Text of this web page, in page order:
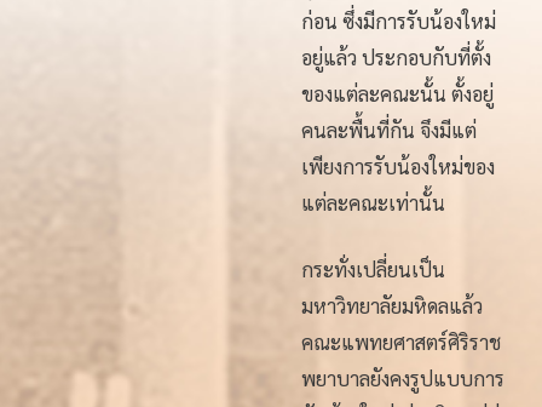
ก่อน ซึ่งมีการรับน้องใหม่
อยู่แล้ว ประกอบกับที่ตั้ง
ของแต่ละคณะนั้น ตั้งอยู่
คนละพื้นที่กัน จึงมีแต่
เพียงการรับน้องใหม่ของ
แต่ละคณะเท่านั้น
กระทั่งเปลี่ยนเป็น
มหาวิทยาลัยมหิดลแล้ว
คณะแพทยศาสตร์ศิริราช
พยาบาลยังคงรูปแบบการ